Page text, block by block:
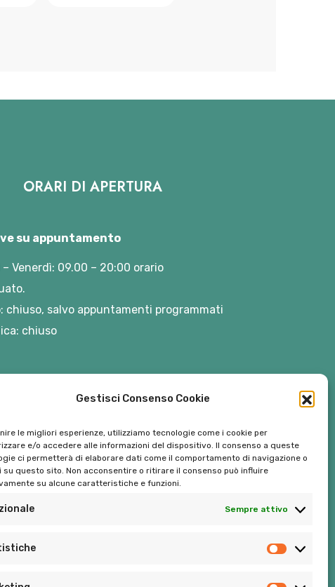
Gestisci Consenso Cookie
le migliori esperienze, utilizziamo tecnologie come i cookie per
e/o accedere alle informazioni del dispositivo. Il consenso a queste
ci permetterà di elaborare dati come il comportamento di navigazione o
su questo sito. Non acconsentire o ritirare il consenso può influire
su alcune caratteristiche e funzioni.
Sempre attivo
ORARI DI APERTURA
su appuntamento
Venerdì: 09.00 – 20:00 orario
chiuso, salvo appuntamenti programmati
chiuso